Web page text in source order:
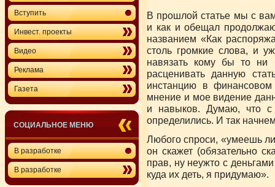
Вступить
Инвест. проекты
Видео
Реклама
Газета
СОЦИАЛЬНОЕ МЕНЮ
В разработке
В разработке
В прошлой статье мы с
и как и обещал
названием «Как
столь громкие слова, и
навязать кому бы то ни
расценивать данную
инстанцию в
мнение и мое видение
и навыков. Думаю, что
определились. И так
Любого спроси, «умеешь
он скажет (обязательно
прав, ну неужто с
куда их деть, я придумаю».